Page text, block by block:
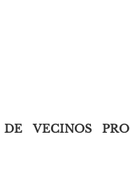
VECINOS PRO